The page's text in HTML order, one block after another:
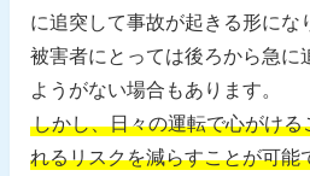
に追突して事故が起きる形にな
被害者にとっては後ろから急に
ようがない場合もあります。
しかし、日々の運転で心がけ
れるリスクを減らすことが可能